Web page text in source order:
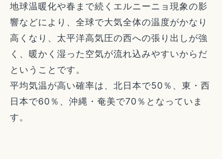
地球温暖化や春まで続くエルニーニョ現象の影
響などにより、全球で大気全体の温度がかなり
高くなり、太平洋高気圧の西への張り出しが強
く、暖かく湿った空気が流れ込みやすいからだ
ということです。
平均気温が高い確率は、北日本で50％、東・西
日本で60％、沖縄・奄美で70％となっていま
す。